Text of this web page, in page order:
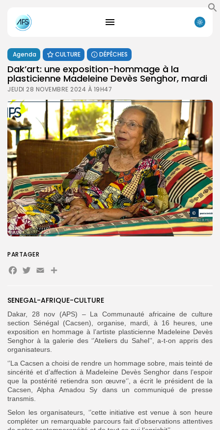
for:
FR
Agenda CULTURE DÉPÊCHES
Dak’art: une exposition-hommage à la
plasticienne Madeleine Devès Senghor, mardi
JEUDI 28 NOVEMBRE 2024 À 19H47
SENEGAL-AFRIQUE-CULTURE
Dakar, 28 nov (APS) – La Communauté africaine de culture
section Sénégal (Cacsen), organise, mardi, à 16 heures, une
exposition en hommage à l’artiste plasticienne Madeleine Devès
Senghor à la galerie des ‘’Ateliers du Sahel’’, a-t-on appris des
organisateurs.
‘’La Cacsen a choisi de rendre un hommage sobre, mais teinté de
sincérité et d’affection à Madeleine Devès Senghor dans l’espoir
que la postérité retiendra son œuvre‘’, a écrit le président de la
Cacsen, Alpha Amadou Sy dans un communiqué de presse
transmis.
Selon les organisateurs, ‘’cette initiative est venue à son heure
compléter un remarquable parcours fait d’observations attentives
PARTAGER
Facebook
Twitter
EmailPartager